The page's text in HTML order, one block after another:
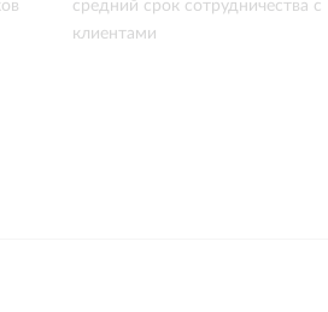
средний срок сотрудничества с
клиентами